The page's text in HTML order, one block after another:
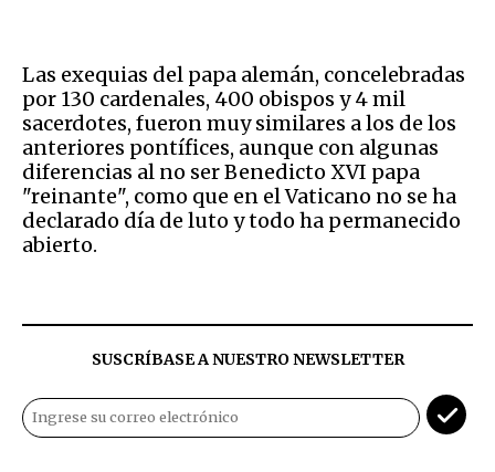
Las exequias del papa alemán, concelebradas
por 130 cardenales, 400 obispos y 4 mil
sacerdotes, fueron muy similares a los de los
anteriores pontífices, aunque con algunas
diferencias al no ser Benedicto XVI papa
"reinante", como que en el Vaticano no se ha
declarado día de luto y todo ha permanecido
abierto.
SUSCRÍBASE A NUESTRO NEWSLETTER